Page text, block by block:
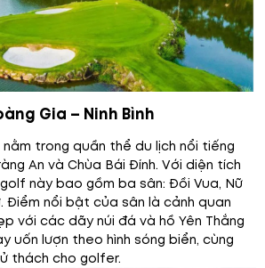
Gia – Ninh Bình
trong quần thể du lịch nổi tiếng
An và Chùa Bái Đính. Với diện tích
này bao gồm ba sân: Đồi Vua, Nữ
Điểm nổi bật của sân là cảnh quan
với các dãy núi đá và hồ Yên Thắng
uốn lượn theo hình sóng biển, cùng
thách cho golfer.